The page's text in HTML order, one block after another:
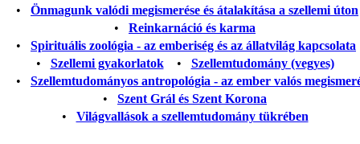
• Önmagunk valódi megismerése és átalakítása a szellemi úton
• Reinkarnáció és karma
• Spirituális zoológia - az emberiség és az állatvilág kapcsolata
• Szellemi gyakorlatok• Szellemtudomány (vegyes)
• Szellemtudományos antropológia - az ember valós
• Szent Grál és Szent Korona
• Világvallások a szellemtudomány tükrében